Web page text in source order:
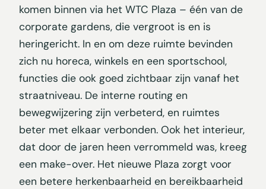
komen binnen via het WTC Plaza – één van de
corporate gardens, die vergroot is en is
heringericht. In en om deze ruimte bevinden
zich nu horeca, winkels en een sportschool,
functies die ook goed zichtbaar zijn vanaf het
straatniveau. De interne routing en
bewegwijzering zijn verbeterd, en ruimtes
beter met elkaar verbonden. Ook het interieur,
dat door de jaren heen verrommeld was, kreeg
een make-over. Het nieuwe Plaza zorgt voor
een betere herkenbaarheid en bereikbaarheid